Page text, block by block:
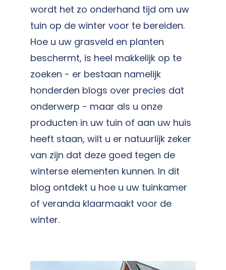
wordt het zo onderhand tijd om uw
tuin op de winter voor te bereiden.
Hoe u uw grasveld en planten
beschermt, is heel makkelijk op te
zoeken - er bestaan namelijk
honderden blogs over precies dat
onderwerp - maar als u onze
producten in uw tuin of aan uw huis
heeft staan, wilt u er natuurlijk zeker
van zijn dat deze goed tegen de
winterse elementen kunnen. In dit
blog ontdekt u hoe u uw tuinkamer
of veranda klaarmaakt voor de
winter.